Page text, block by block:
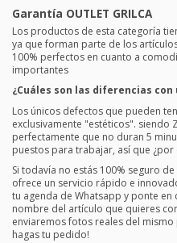
Garantía OUTLET GRILCA
Los productos de esta categoría
ya que forman parte de los
100% perfectos en cuanto a
importantes
¿Cuáles son las diferencias
Los únicos defectos que pueden
exclusivamente "estéticos".
perfectamente que no duran 5
puestos para trabajar, así que
Si todavía no estás 100% seguro
ofrece un servicio rápido e
tu agenda de Whatsapp y ponte
nombre del artículo que quieres
enviaremos fotos reales del
hagas tu pedido!